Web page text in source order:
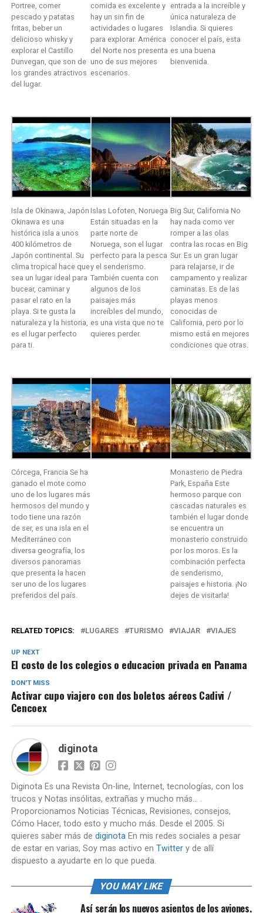
Portree, comer
pescado y patatas
fritas, beber un
delicioso whisky y
explorar el Castillo
Dunvegan, que son de
los grandes atractivos
del lugar.
comida es excelente y
hay un sin fin de
actividades o lugares
para explorar. América
del Norte nos presenta
uno de sus mejores
escenarios.
entrada a la increíble y
única naturaleza de
Islandia. Si quieres
conocer el país, esta
es una buena
bienvenida.
Isla de Okinawa, Japón
Okinawa es una
histórica isla a unos
400 kilómetros de
Japón continental. Su
clima tropical hace que
sea un lugar ideal para
bucear, caminar y
pasar el rato en la
playa. Si te gusta la
naturaleza y la historia,
es el lugar perfecto
para ti.
Islas Lofoten, Noruega
Están situadas en la
parte norte de
Noruega, son el lugar
perfecto para la pesca
y el senderismo.
También cuenta con
algunos de los
paisajes más
increíbles del mundo,
es una vista que no te
quieres perder.
Big Sur, California No
hay nada como ver
romper a las olas
contra las rocas en Big
Sur. Es un gran lugar
para relajarse, ir de
campamento y realizar
caminatas. Es de las
playas menos
conocidas de
California, pero por lo
mismo está en mejores
condiciones que otras.
Córcega, Francia Se ha
ganado el mote como
uno de los lugares más
hermosos del mundo y
todo tiene una razón
de ser, es una isla en el
Mediterráneo con
diversa geografía, los
diversos panoramas
que presenta la hacen
ser uno de los lugares
preferidos del país.
Monasterio de Piedra
Park, España Este
hermoso parque con
cascadas naturales es
también el lugar donde
se encuentra un
monasterio construido
por los moros. Es la
combinación perfecta
de senderismo,
paisajes e historia. ¡No
dejes de visitarla!
RELATED TOPICS: LUGARES TURISMO VIAJAR VIAJES
UP NEXT
El costo de los colegios o educacion privada en Panama
DON'T MISS
Activar cupo viajero con dos boletos aéreos Cadivi /
Cencoex
diginota
Diginota Es una Revista On-line, Internet, tecnologías, con los
trucos y Notas insólitas, extrañas y mucho más... .
Proporcionamos Noticias Técnicas, Revisiones, consejos,
Cómo Hacer, todo esto y mucho más. Desde el 2005. Si
quieres saber más de diginotaEn mis redes sociales a pesar
de estar en varias, Soy mas activo en Twittery de allí
dispuesto a ayudarte en lo que pueda.
YOU MAY LIKE
Así serán los nuevos asientos de los aviones.